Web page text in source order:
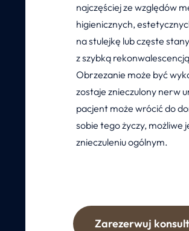
najczęściej ze względów
higienicznych,
na stulejkę lub częste
z szybką
Obrzezanie może być
zostaje znieczulony nerw
pacjent może wrócić do
sobie tego życzy, możliwe
znieczuleniu ogólnym.
Zarezerwuj